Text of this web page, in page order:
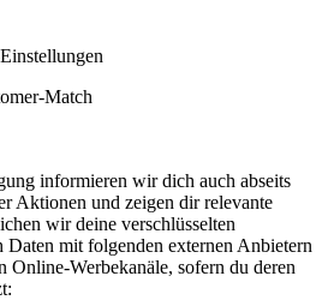
Match
informieren wir dich auch abseits
Aktionen und zeigen dir relevante
wir deine verschlüsselten
Daten mit folgenden externen Anbietern
Online-Werbekanäle, sofern du deren